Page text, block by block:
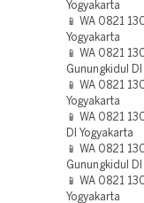
Yogyakarta
📱 WA 0821
Yogyakarta
📱 WA 0821
Gunungkidul DI
📱 WA 0821
Yogyakarta
📱 WA 0821
DI Yogyakarta
📱 WA 0821
Gunungkidul DI
📱 WA 0821
Yogyakarta